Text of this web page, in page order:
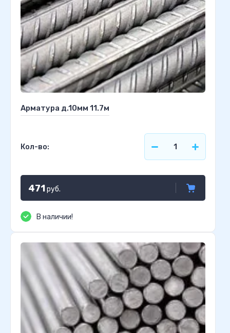
Арматура д.10мм 11.7м
Кол-во:
471руб.
В наличии!